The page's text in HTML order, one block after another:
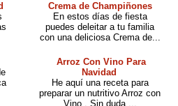
Crema de Champiñones
En estos días de fiesta
puedes deleitar a tu familia
con una deliciosa Crema de...
Arroz Con Vino Para
Navidad
He aquí una receta para
preparar un nutritivo Arroz con
Vino . Sin duda ...